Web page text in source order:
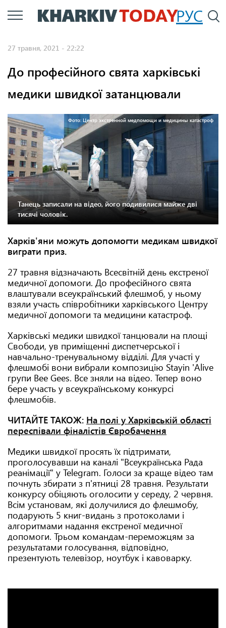
Перейти
до
РУС
27 травня, 2021 - 22:22
До професійного свята харківські
медики швидкої затанцювали
Фото: Центр экстренной медпомощи и медицины катастроф
Танець записали на відео, його подивилися майже дві
тисячі чоловік.
Харків'яни можуть допомогти медикам швидкої
виграти приз.
27 травня відзначають Всесвітній день екстреної
медичної допомоги. До професійного свята
влаштували всеукраїнський флешмоб, у ньому
взяли участь співробітники харківського Центру
медичної допомоги та медицини катастроф.
Харківські медики швидкої танцювали на площі
Свободи, ув приміщенні диспетчерської і
навчально-тренувальному відділі. Для участі у
флешмобі вони вибрали композицію Stayin 'Alive
групи Bee Gees. Все зняли на відео. Тепер воно
бере участь у всеукраїнському конкурсі
флешмобів.
ЧИТАЙТЕ ТАКОЖ: На полі у Харківській області
переспівали фіналістів Євробачення
Медики швидкої просять їх підтримати,
проголосувавши на каналі "Всеукраїнська Рада
реанімації" у Telegram. Голоси за краще відео там
почнуть збирати з п'ятниці 28 травня. Результати
конкурсу обіцяють оголосити у середу, 2 червня.
Всім установам, які долучилися до флешмобу,
подарують 5 книг-видань з протоколами і
алгоритмами надання екстреної медичної
допомоги. Трьом командам-переможцям за
результатами голосування, відповідно,
презентують телевізор, ноутбук і кавоварку.